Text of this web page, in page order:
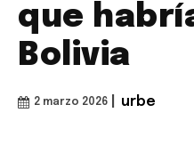
que
Bolivia
2 marzo 2026 urbe